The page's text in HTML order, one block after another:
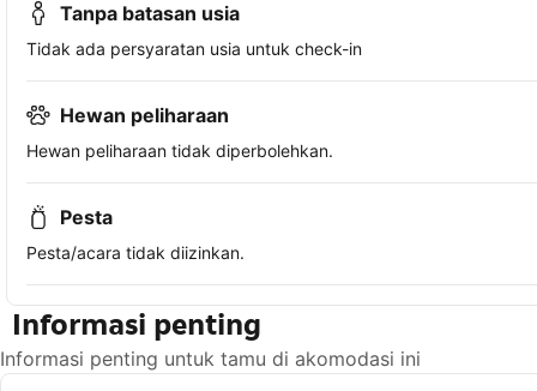
Tanpa batasan usia
Tidak ada persyaratan usia untuk check-in
Hewan peliharaan
Hewan peliharaan tidak diperbolehkan.
Pesta
Pesta/acara tidak diizinkan.
Informasi penting
Informasi penting untuk tamu di akomodasi ini